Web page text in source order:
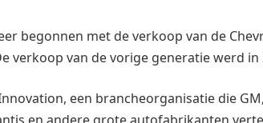
begonnen met de verkoop van de
verkoop van de vorige generatie werd in
een brancheorganisatie die